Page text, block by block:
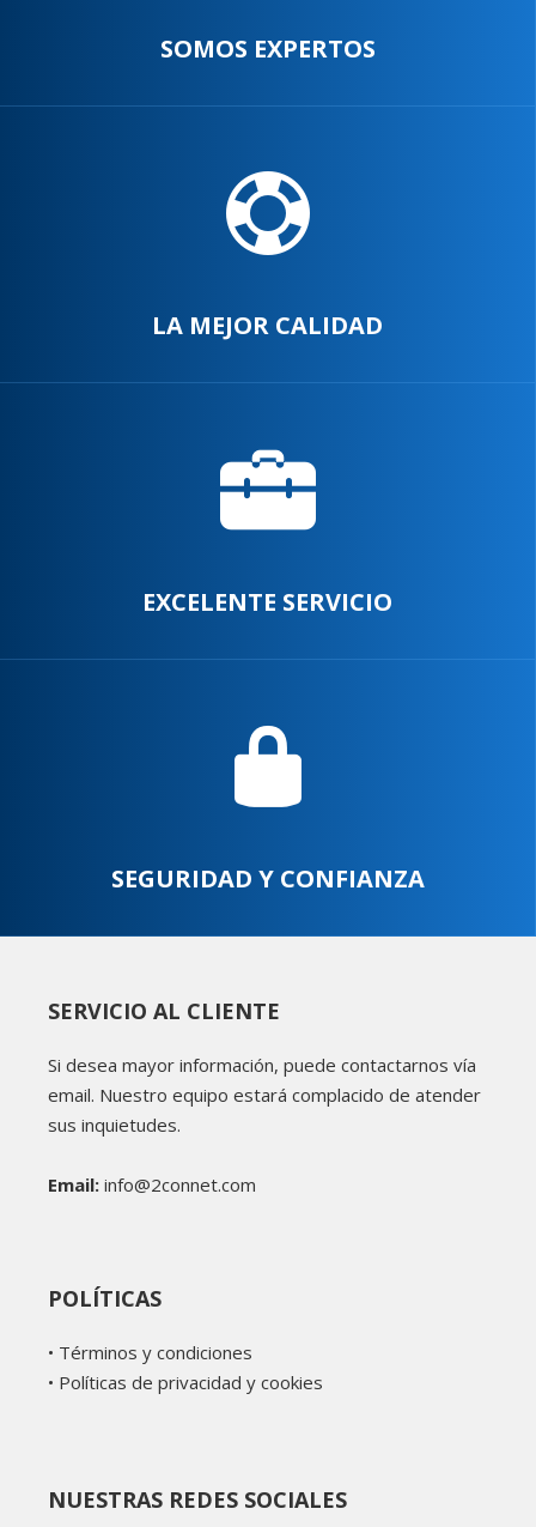
SOMOS EXPERTOS
LA MEJOR CALIDAD
EXCELENTE SERVICIO
SEGURIDAD Y CONFIANZA
SERVICIO AL CLIENTE
Si desea mayor información, puede contactarnos vía
email. Nuestro equipo estará complacido de atender
sus inquietudes.
Email: info@2connet.com
POLÍTICAS
• Términos y condiciones
• Políticas de privacidad y cookies
NUESTRAS REDES SOCIALES